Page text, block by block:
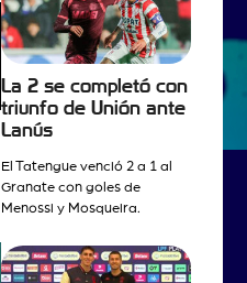
La 2 se completó con
triunfo de Unión ante
Lanús
El Tatengue venció 2 a 1 al
Granate con goles de
Menossi y Mosqueira.